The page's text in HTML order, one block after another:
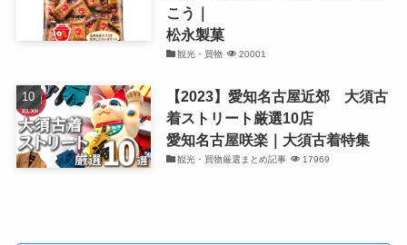
こう｜
松永製菓
観光・買物 20001
【2023】愛知名古屋近郊 大須古
着ストリート厳選10店
愛知名古屋咲楽｜大須古着特集
観光・買物厳選まとめ記事 17969